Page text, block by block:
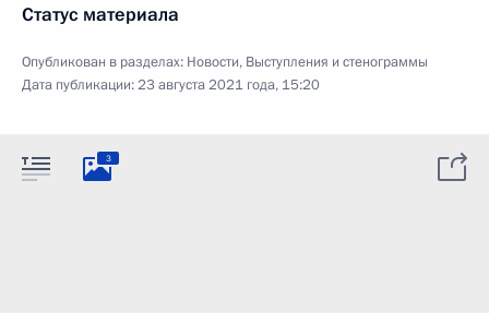
Статус материала
Опубликован в разделах: Новости, Выступления и стенограммы
Дата публикации:23 августа 2021 года, 15:20
3